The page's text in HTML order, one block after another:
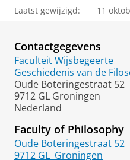
P
o
t
l
Laatst gewijzigd: 11
Contactgegevens
Faculteit Wijsbegeerte
Geschiedenis van de
Oude Boteringestraat 52
9712 GL Groningen
Nederland
Faculty of Philosophy
Oude Boteringestraat 52
9712 GL Groningen